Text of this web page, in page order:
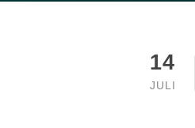
14
JULI